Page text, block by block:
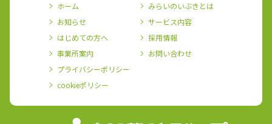
ホーム
お知らせ
みらいのいぶきとは
サービス内容
はじめての方へ
事業所案内
採用情報
お問い合わせ
プライバシーポリシー
cookieポリシー